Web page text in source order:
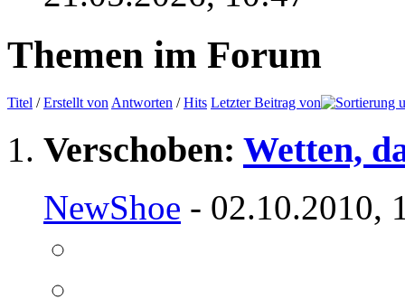
Themen im Forum
Titel /Erstellt von Antworten /Hits Letzter Beitrag von
Verschoben: Wetten,
NewShoe - 02.10.2010,